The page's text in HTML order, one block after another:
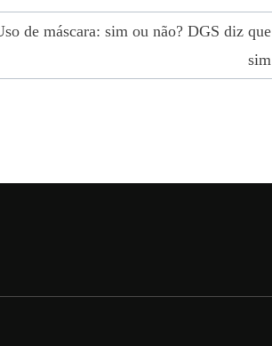
de máscara: sim ou não? DGS diz que
sim